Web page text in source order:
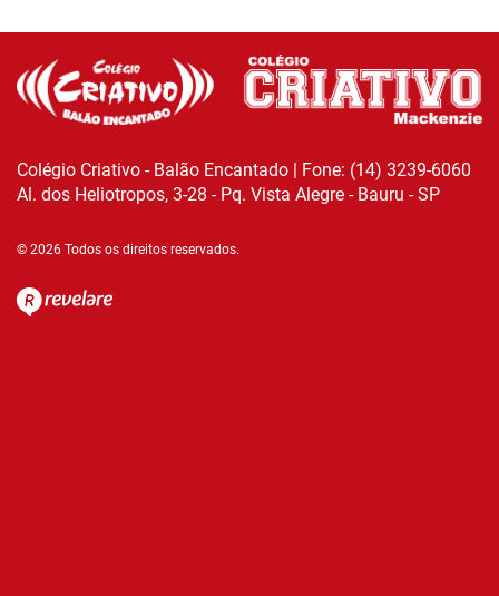
Colégio Criativo - Balão Encantado | Fone: (14) 3239-6060
Al. dos Heliotropos, 3-28 - Pq. Vista Alegre - Bauru - SP
© 2026 Todos os direitos reservados.